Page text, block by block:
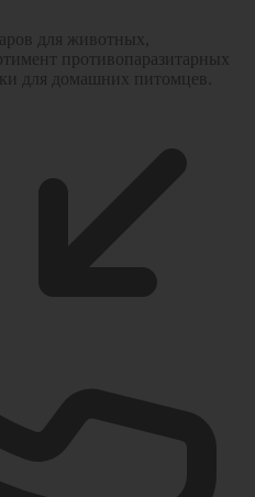
для животных,
противопаразитарных
для домашних питомцев.